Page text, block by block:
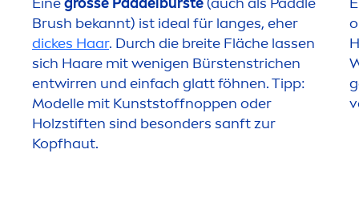
Brush bekannt) ist ideal für langes, eher
dickes Haar. Durch die breite Fläche lassen
sich Haare mit wenigen Bürstenstrichen
entwirren und einfach glatt föhnen. Tipp:
Modelle mit Kunststoffnoppen oder
Holzstiften sind besonders sanft zur
Kopfhaut.